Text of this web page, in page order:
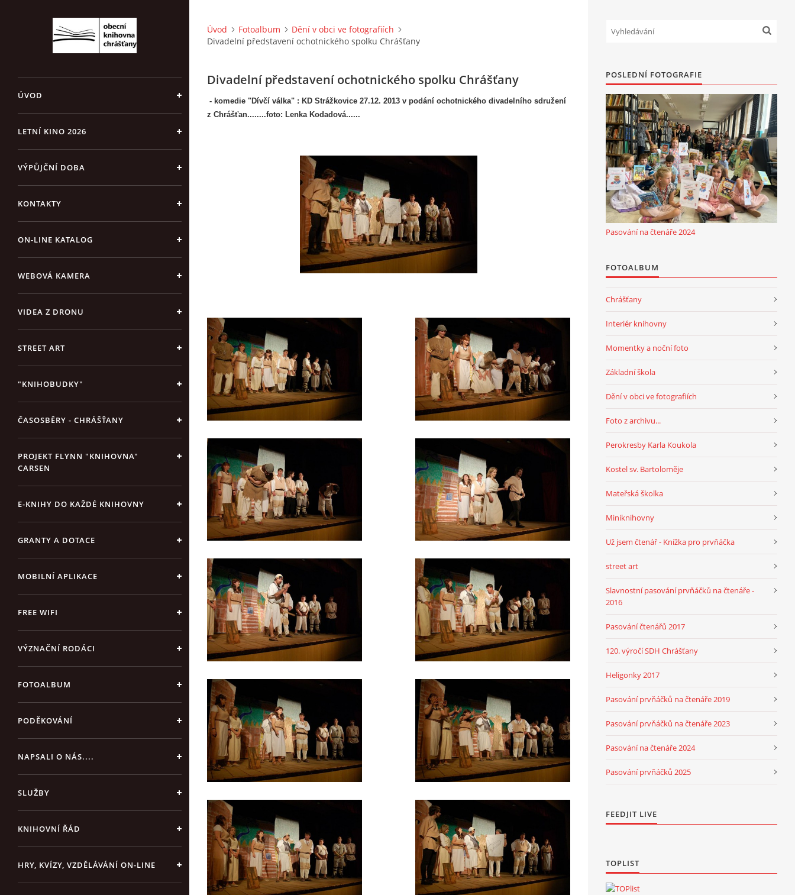
ÚVOD
LETNÍ KINO 2026
VÝPŮJČNÍ DOBA
KONTAKTY
ON-LINE KATALOG
WEBOVÁ KAMERA
VIDEA Z DRONU
STREET ART
"KNIHOBUDKY"
ČASOSBĚRY - CHRÁŠŤANY
PROJEKT FLYNN "KNIHOVNA"
CARSEN
E-KNIHY DO KAŽDÉ KNIHOVNY
GRANTY A DOTACE
MOBILNÍ APLIKACE
FREE WIFI
VÝZNAČNÍ RODÁCI
FOTOALBUM
PODĚKOVÁNÍ
NAPSALI O NÁS....
SLUŽBY
KNIHOVNÍ ŘÁD
HRY, KVÍZY, VZDĚLÁVÁNÍ ON-LINE
Úvod Fotoalbum
Dění v obci ve fotografiích
Divadelní představení ochotnického spolku Chrášťany
Divadelní představení ochotnického spolku Chrášťany
- komedie "Dívčí válka" : KD Strážkovice 27.12. 2013 v podání ochotnického divadelního sdružení
z Chrášťan........foto: Lenka Kodadová......
POSLEDNÍ FOTOGRAFIE
Pasování na čtenáře 2024
FOTOALBUM
Chrášťany
Interiér knihovny
Momentky a noční foto
Základní škola
Dění v obci ve fotografiích
Foto z archivu...
Perokresby Karla Koukola
Kostel sv. Bartoloměje
Mateřská školka
Miniknihovny
Už jsem čtenář - Knížka pro prvňáčka
street art
Slavnostní pasování prvňáčků na čtenáře -
2016
Pasování čtenářů 2017
120. výročí SDH Chrášťany
Heligonky 2017
Pasování prvňáčků na čtenáře 2019
Pasování prvňáčků na čtenáře 2023
Pasování na čtenáře 2024
Pasování prvňáčků 2025
FEEDJIT LIVE
TOPLIST